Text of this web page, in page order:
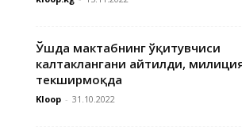
Ўшда мактабнинг ўқитувчиси
калтаклангани айтилди,
текширмоқда
Kloop - 31.10.2022